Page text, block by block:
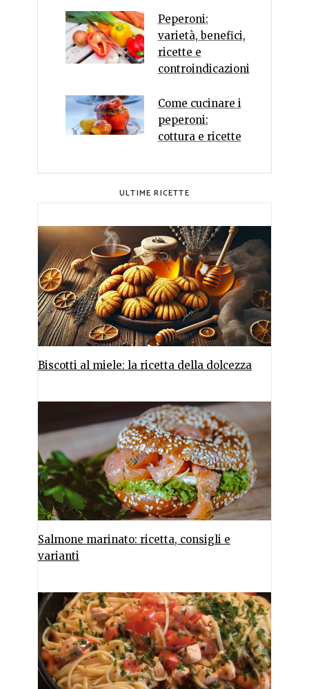
Peperoni:
varietà, benefici,
ricette e
controindicazioni
Come cucinare i
peperoni:
cottura e ricette
ULTIME RICETTE
Biscotti al miele: la ricetta della dolcezza
Salmone marinato: ricetta, consigli e
varianti